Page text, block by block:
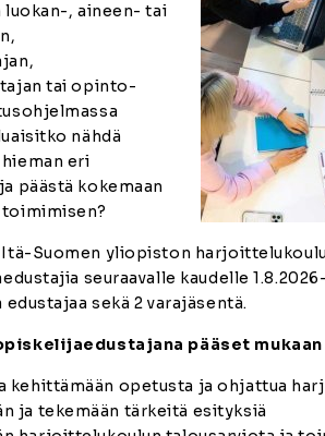
luokan-, aineen- tai
tai opinto-
nähdä
eri
päästä kokemaan
Itä-Suomen yliopiston
seuraavalle kaudelle
sekä 2 varajäsentä.
pääset mukaan
kehittämään opetusta ja ohjattua
ja tekemään tärkeitä esityksiä